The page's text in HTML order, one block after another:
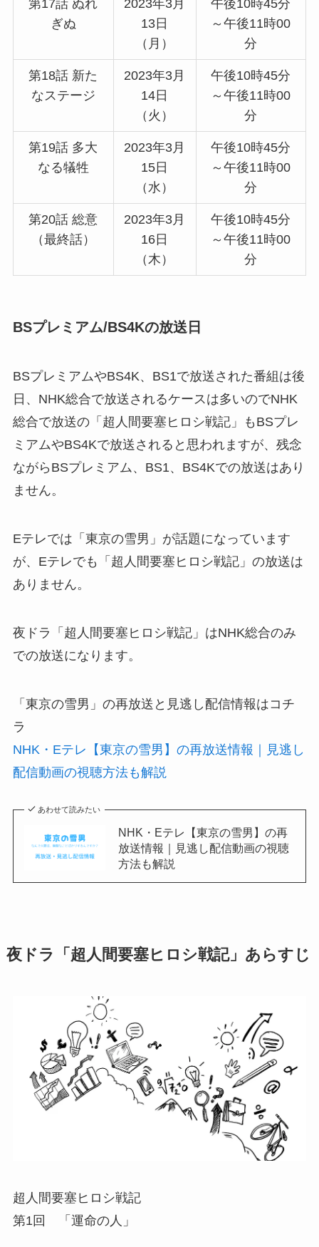
第17話 ぬれ
ぎぬ
2023年3月
13日
（月）
午後10時45分
～午後11時00
分
第18話 新た
なステージ
2023年3月
14日
（火）
午後10時45分
～午後11時00
分
第19話 多大
なる犠牲
2023年3月
15日
（水）
午後10時45分
～午後11時00
分
第20話 総意
（最終話）
2023年3月
16日
（木）
午後10時45分
～午後11時00
分
BSプレミアム/BS4Kの放送日
BSプレミアムやBS4K、BS1で放送された番組は後
日、NHK総合で放送されるケースは多いのでNHK
総合で放送の「超人間要塞ヒロシ戦記」もBSプレ
ミアムやBS4Kで放送されると思われますが、残念
ながらBSプレミアム、BS1、BS4Kでの放送はあり
ません。
Eテレでは「東京の雪男」が話題になっています
が、Eテレでも「超人間要塞ヒロシ戦記」の放送は
ありません。
夜ドラ「超人間要塞ヒロシ戦記」はNHK総合のみ
での放送になります。
「東京の雪男」の再放送と見逃し配信情報はコチ
ラ
NHK・Eテレ【東京の雪男】の再放送情報｜見逃し
配信動画の視聴方法も解説
あわせて読みたい
NHK・Eテレ【東京の雪男】の再
放送情報｜見逃し配信動画の視聴
方法も解説
夜ドラ「超人間要塞ヒロシ戦記」あらすじ
超人間要塞ヒロシ戦記
第1回 「運命の人」